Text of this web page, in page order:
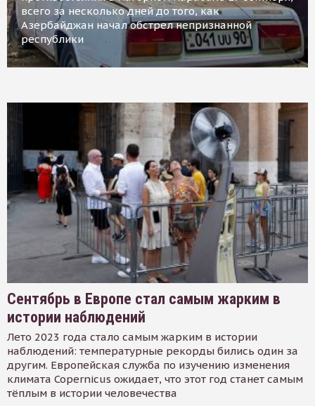
всего за несколько дней до того, как
Азербайджан начал обстрел непризнанной
республики
Сентябрь в Европе стал самым жарким в
истории наблюдений
Лето 2023 года стало самым жарким в истории
наблюдений: температурные рекорды бились один за
другим. Европейская служба по изучению изменения
климата Copernicus ожидает, что этот год станет самым
тёплым в истории человечества